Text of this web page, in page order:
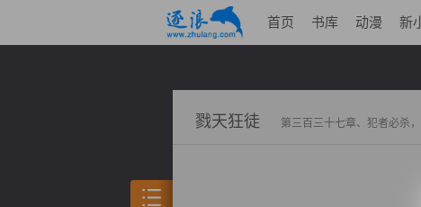
首页 书库 动漫 新
戮天狂徒 第三百三十七章、犯者必杀